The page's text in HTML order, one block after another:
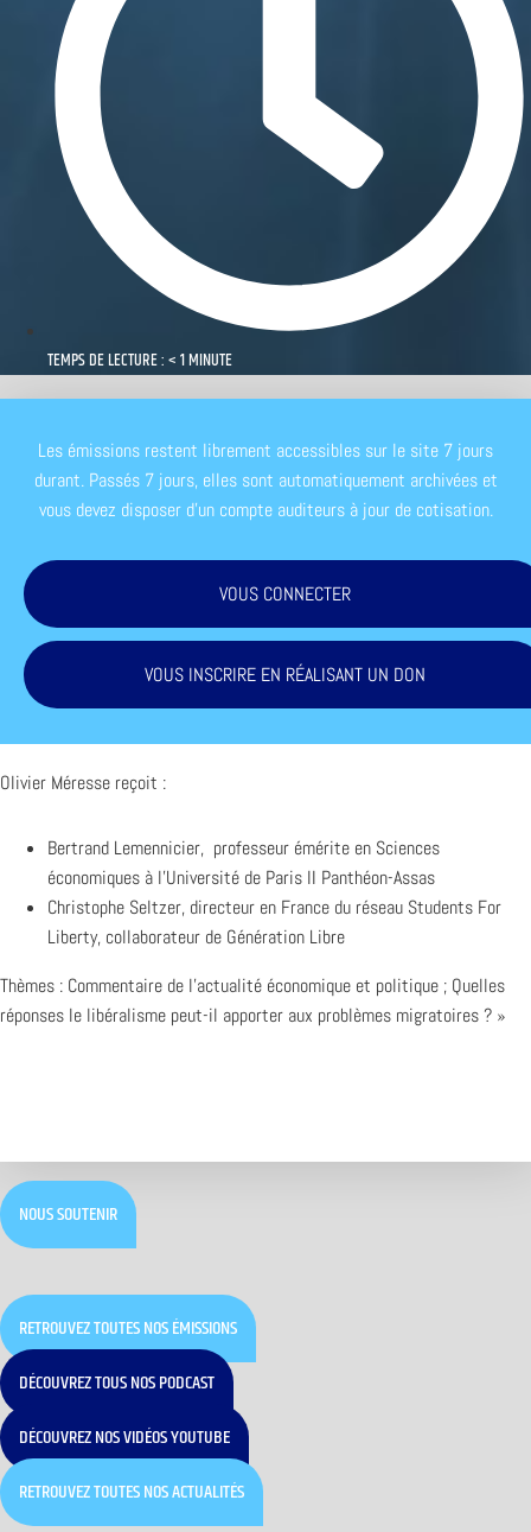
TEMPS DE LECTURE : < 1 MINUTE
Les émissions restent librement accessibles sur le site 7 jours
durant. Passés 7 jours, elles sont automatiquement archivées et
vous devez disposer d'un compte auditeurs à jour de cotisation.
VOUS CONNECTER
VOUS INSCRIRE EN RÉALISANT UN DON
Olivier Méresse reçoit :
Bertrand Lemennicier, professeur émérite en Sciences
économiques à l’Université de Paris II Panthéon-Assas
Christophe Seltzer, directeur en France du réseau Students For
Liberty, collaborateur de Génération Libre
Thèmes : Commentaire de l’actualité économique et politique ; Quelles
réponses le libéralisme peut-il apporter aux problèmes migratoires ? »
NOUS SOUTENIR
RETROUVEZ TOUTES NOS ÉMISSIONS
DÉCOUVREZ TOUS NOS PODCAST
DÉCOUVREZ NOS VIDÉOS YOUTUBE
RETROUVEZ TOUTES NOS ACTUALITÉS